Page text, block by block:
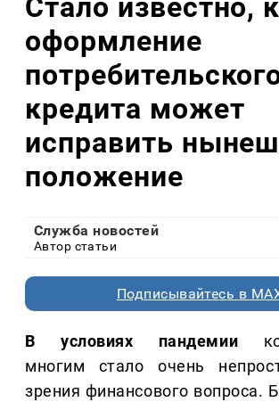
оформление
кредита может
исправить
положение
Служба новостей
Автор статьи
Подписывайтесь в
В условиях пандемии
многим стало очень
зрения финансового вопроса.